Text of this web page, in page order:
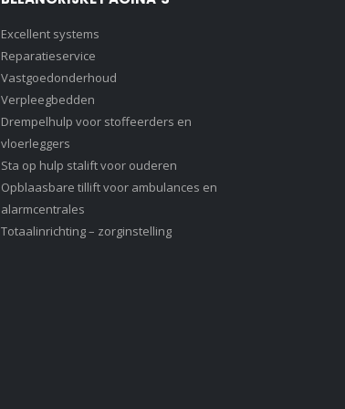
Excellent systems
Reparatieservice
Vastgoedonderhoud
Verpleegbedden
Drempelhulp voor stoffeerders en
vloerleggers
Sta op hulp stalift voor ouderen
Opblaasbare tillift voor ambulances en
alarmcentrales
Totaalinrichting – zorginstelling